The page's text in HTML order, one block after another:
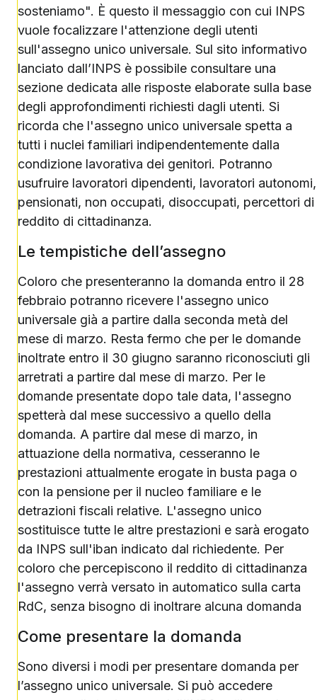
sosteniamo". È questo il messaggio con cui INPS
vuole focalizzare l'attenzione degli utenti
sull'assegno unico universale. Sul sito informativo
lanciato dall’INPS è possibile consultare una
sezione dedicata alle risposte elaborate sulla base
degli approfondimenti richiesti dagli utenti. Si
ricorda che l'assegno unico universale spetta a
tutti i nuclei familiari indipendentemente dalla
condizione lavorativa dei genitori. Potranno
usufruire lavoratori dipendenti, lavoratori autonomi,
pensionati, non occupati, disoccupati, percettori di
reddito di cittadinanza.
Le tempistiche dell’assegno
Coloro che presenteranno la domanda entro il 28
febbraio potranno ricevere l'assegno unico
universale già a partire dalla seconda metà del
mese di marzo. Resta fermo che per le domande
inoltrate entro il 30 giugno saranno riconosciuti gli
arretrati a partire dal mese di marzo. Per le
domande presentate dopo tale data, l'assegno
spetterà dal mese successivo a quello della
domanda. A partire dal mese di marzo, in
attuazione della normativa, cesseranno le
prestazioni attualmente erogate in busta paga o
con la pensione per il nucleo familiare e le
detrazioni fiscali relative. L'assegno unico
sostituisce tutte le altre prestazioni e sarà erogato
da INPS sull'iban indicato dal richiedente. Per
coloro che percepiscono il reddito di cittadinanza
l'assegno verrà versato in automatico sulla carta
RdC, senza bisogno di inoltrare alcuna domanda
Come presentare la domanda
Sono diversi i modi per presentare domanda per
l’assegno unico universale. Si può accedere